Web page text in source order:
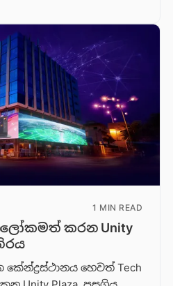
1 MIN READ
කරන Unity
හෙවත් Tech